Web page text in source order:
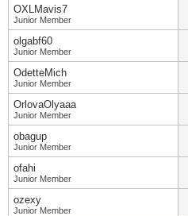
OXLMavis7
Junior Member
olgabf60
Junior Member
OdetteMich
Junior Member
OrlovaOlyaaa
Junior Member
obagup
Junior Member
ofahi
Junior Member
ozexy
Junior Member